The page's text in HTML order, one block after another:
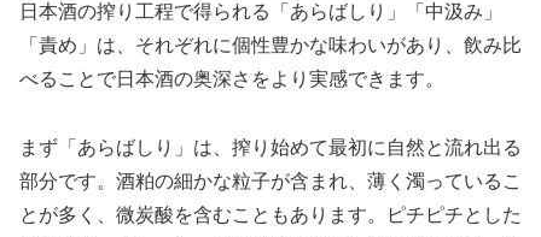
日本酒の搾り工程で得られる「あらばしり」「中汲み」
「責め」は、それぞれに個性豊かな味わいがあり、飲み比
べることで日本酒の奥深さをより実感できます。
まず「あらばしり」は、搾り始めて最初に自然と流れ出る
部分です。酒粕の細かな粒子が含まれ、薄く濁っているこ
とが多く、微炭酸を含むこともあります。ピチピチとした